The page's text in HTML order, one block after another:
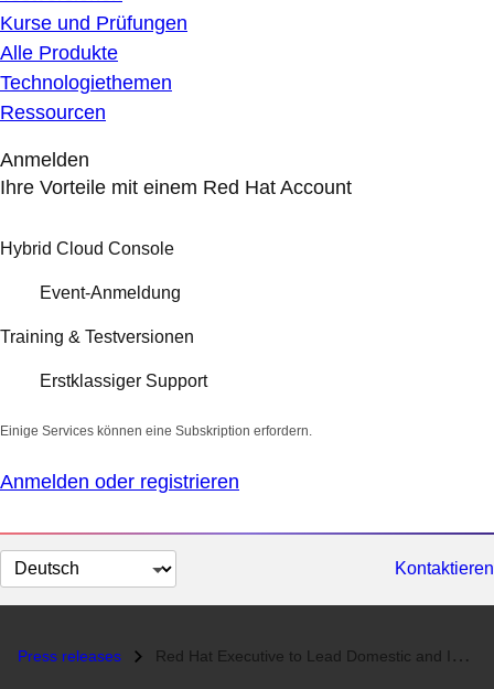
Kurse und Prüfungen
Alle Produkte
Technologiethemen
Ressourcen
Anmelden
Ihre Vorteile mit einem Red Hat Account
Hybrid Cloud Console
Event-Anmeldung
Training & Testversionen
Erstklassiger Support
Einige Services können eine Subskription erfordern.
Anmelden oder registrieren
Sprache
auswählen
Kontaktieren
Press releases Red Hat Executive to Lead Domestic and International Sales in Newly-Ex...